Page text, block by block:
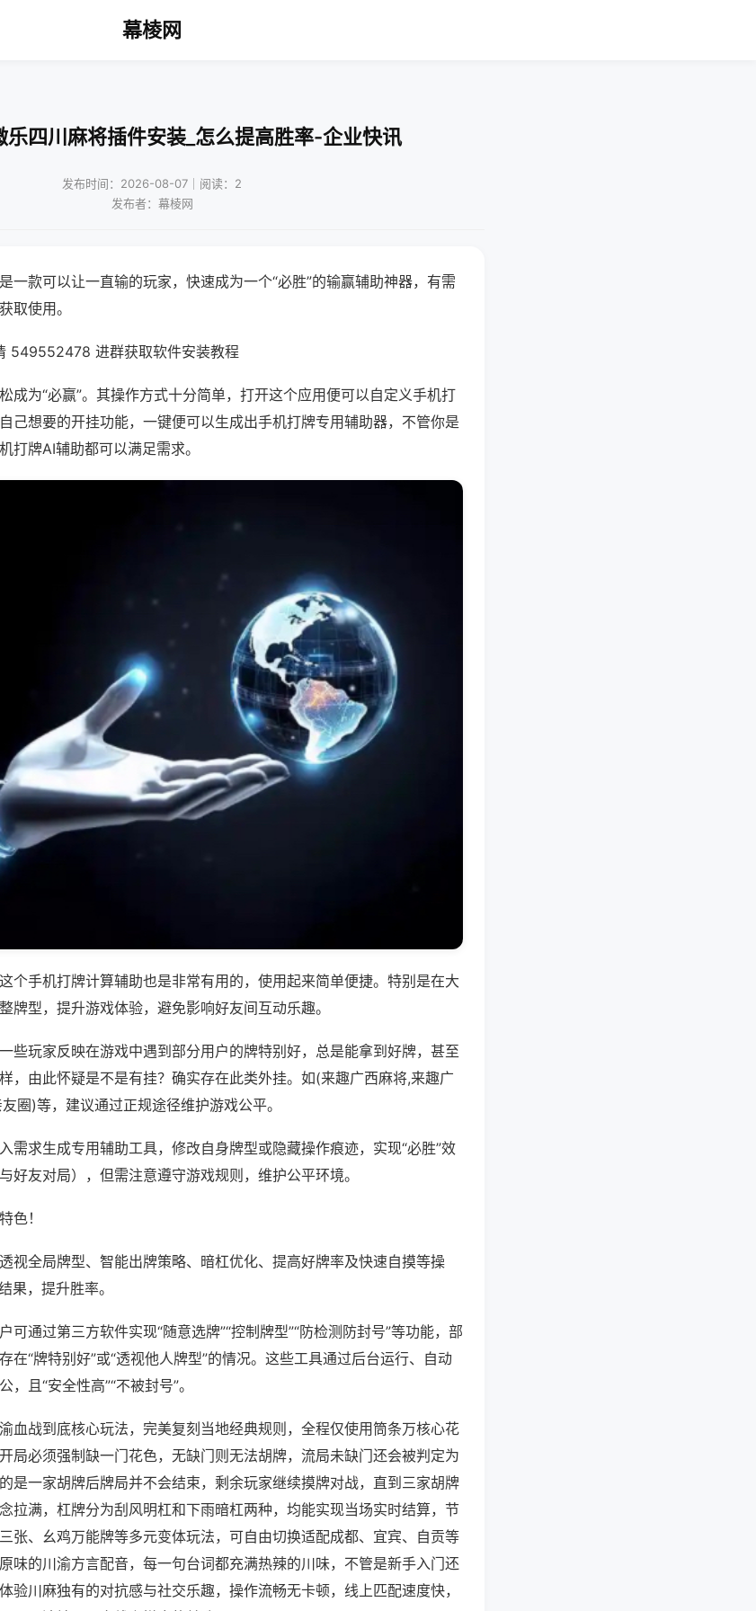
幕棱网
乐四川麻将插件安装_怎么提高胜率-企业快讯
发布时间：2026-08-07｜阅读：2
发布者：幕棱网
一款可以让一直输的玩家，快速成为一个“必胜”的输赢辅助神器，有需
取使用。
549552478 进群获取软件安装教程
成为“必赢”。其操作方式十分简单，打开这个应用便可以自定义手机打
己想要的开挂功能，一键便可以生成出手机打牌专用辅助器，不管你是
打牌AI辅助都可以满足需求。
个手机打牌计算辅助也是非常有用的，使用起来简单便捷。特别是在大
牌型，提升游戏体验，避免影响好友间互动乐趣。
些玩家反映在游戏中遇到部分用户的牌特别好，总是能拿到好牌，甚至
，由此怀疑是不是有挂？确实存在此类外挂。如(来趣广西麻将,来趣广
圈)等，建议通过正规途径维护游戏公平。
需求生成专用辅助工具，修改自身牌型或隐藏操作痕迹，实现“必胜”效
好友对局），但需注意遵守游戏规则，维护公平环境。
色！
视全局牌型、智能出牌策略、暗杠优化、提高好牌率及快速自摸等操
果，提升胜率。
可通过第三方软件实现“随意选牌”“控制牌型”“防检测防封号”等功能，部
在“牌特别好”或“透视他人牌型”的情况。这些工具通过后台运行、自动
且“安全性高”“不被封号”。
血战到底核心玩法，完美复刻当地经典规则，全程仅使用筒条万核心花
局必须强制缺一门花色，无缺门则无法胡牌，流局未缺门还会被判定为
是一家胡牌后牌局并不会结束，剩余玩家继续摸牌对战，直到三家胡牌
拉满，杠牌分为刮风明杠和下雨暗杠两种，均能实现当场实时结算，节
张、幺鸡万能牌等多元变体玩法，可自由切换适配成都、宜宾、自贡等
味的川渝方言配音，每一句台词都充满热辣的川味，不管是新手入门还
验川麻独有的对抗感与社交乐趣，操作流畅无卡顿，线上匹配速度快，